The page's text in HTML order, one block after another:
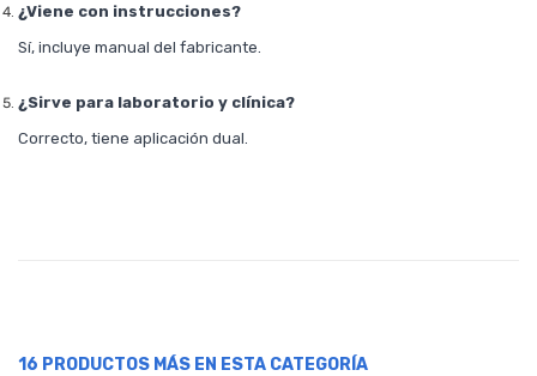
¿Viene con instrucciones?
Sí, incluye manual del fabricante.
¿Sirve para laboratorio y clínica?
Correcto, tiene aplicación dual.
16 PRODUCTOS MÁS EN ESTA CATEGORÍA